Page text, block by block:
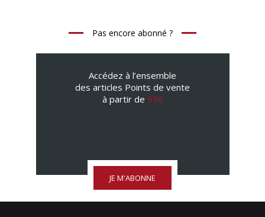
Pas encore abonné ?
Accédez à l’ensemble
des articles Points de vente
à partir de 95€
JE M'ABONNE